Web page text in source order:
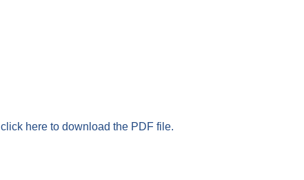
click here to download the PDF file.